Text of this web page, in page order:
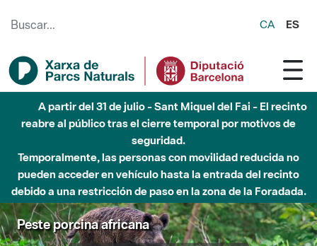
CA ES
A partir del 31 de julio - Sant Miquel del Fai - El recinto
reabre al público tras el cierre temporal por motivos de
seguridad.
Temporalmente, las personas con movilidad reducida no
pueden acceder en vehículo hasta la entrada del recinto
debido a una restricción de paso en la zona de la Foradada.
Peste porcina africana